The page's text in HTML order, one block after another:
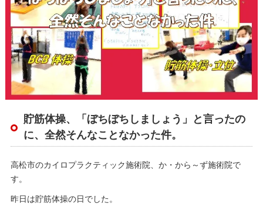
貯筋体操、「ぼちぼちしましょう」と言ったの
に、全然そんなことなかった件。
高松市のカイロプラクティック施術院、か・から～ず施術院で
す。
昨日は貯筋体操の日でした。